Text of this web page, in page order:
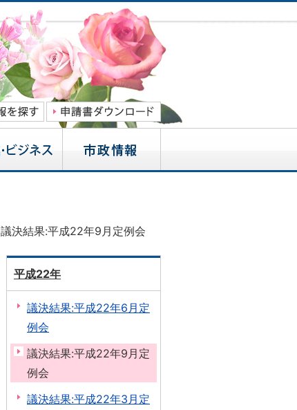
議決結果:平成22年9月定例会
平成22年
議決結果:平成22年6月定
例会
議決結果:平成22年9月定
例会
議決結果:平成22年3月定